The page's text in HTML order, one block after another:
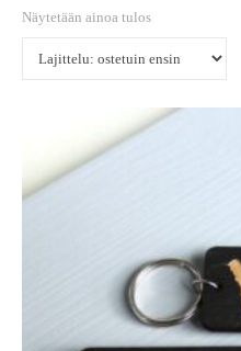
Näytetään ainoa tulos